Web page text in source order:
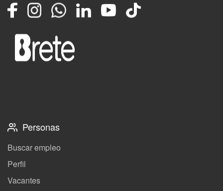
FacebookInstagramWhatsappLinkedInYouTube
TikTok
Personas
Buscar empleo
Perfil
Vacantes